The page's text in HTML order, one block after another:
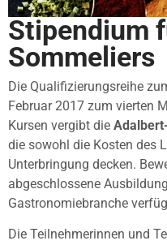
Stipendium
Sommeliers
Die Qualifizierungsreihe
Februar 2017 zum vierten
Kursen vergibt die
die sowohl die Kosten des
Unterbringung decken.
abgeschlossene
Gastronomiebranche
Die Teilnehmerinnen und